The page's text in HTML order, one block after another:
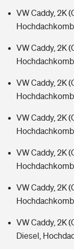
VW Caddy, 2K
VW Caddy, 2K
VW Caddy, 2K
VW Caddy, 2K
VW Caddy, 2K
VW Caddy, 2K
VW Caddy, 2K
Diesel,